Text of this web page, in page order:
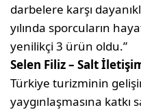
darbelere karşı
yılında sporcuların
yenilikçi 3 ürün oldu.”
Selen Filiz – Salt
Türkiye turizminin
yaygınlaşmasına katkı